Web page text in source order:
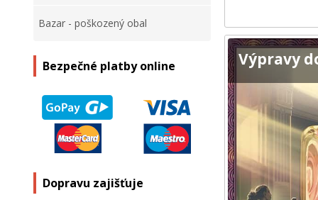
Bazar - poškozený obal
Bezpečné platby online
Dopravu zajišťuje
Výpravy